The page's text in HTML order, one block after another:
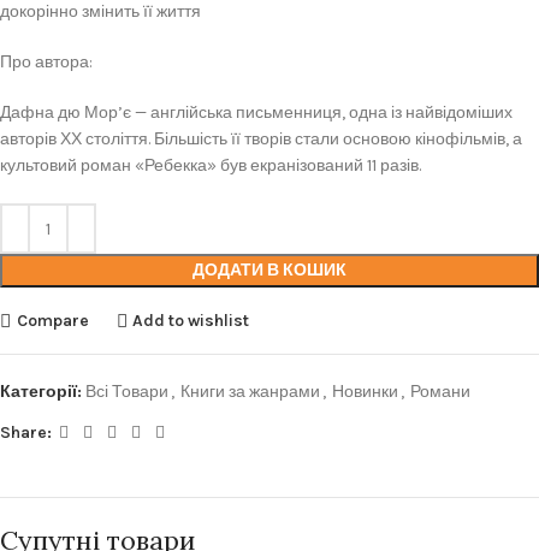
докорінно змінить її життя
Про автора:
Дафна дю Мор’є — англійська письменниця, одна із найвідоміших
авторів ХХ століття. Більшість її творів стали основою кінофільмів, а
культовий роман «Ребекка» був екранізований 11 разів.
ДОДАТИ В КОШИК
Compare Add to wishlist
Категорії: Всі Товари , Книги за жанрами , Новинки , Романи
Share:
Супутні товари